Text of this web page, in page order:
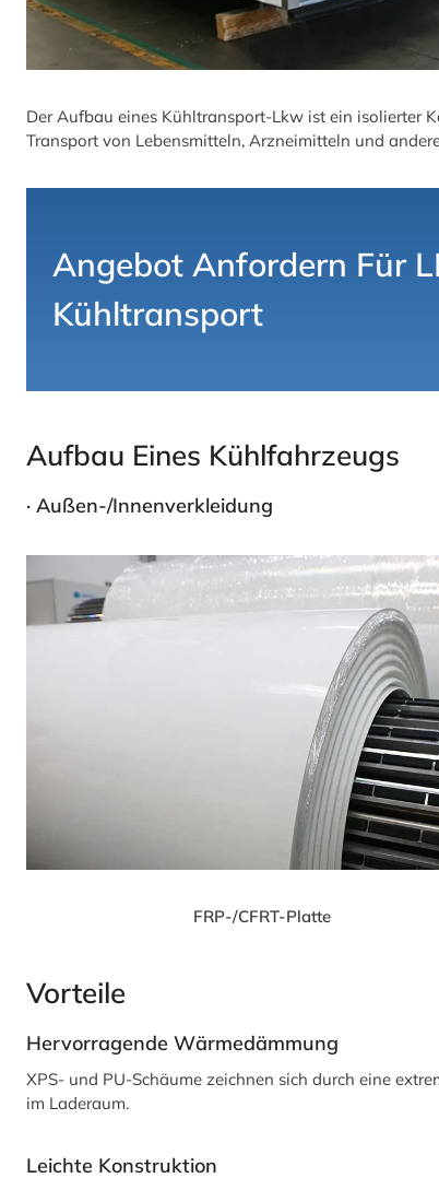
Der Aufbau eines Kühltransport-Lkw ist ein isolierter
Transport von Lebensmitteln, Arzneimitteln und
Angebot Anfordern Für
Kühltransport
Aufbau Eines Kühlfahrzeugs
· Außen-/Innenverkleidung
FRP-/CFRT-Platte
Vorteile
Hervorragende Wärmedämmung
XPS- und PU-Schäume zeichnen sich durch eine
im Laderaum.
Leichte Konstruktion